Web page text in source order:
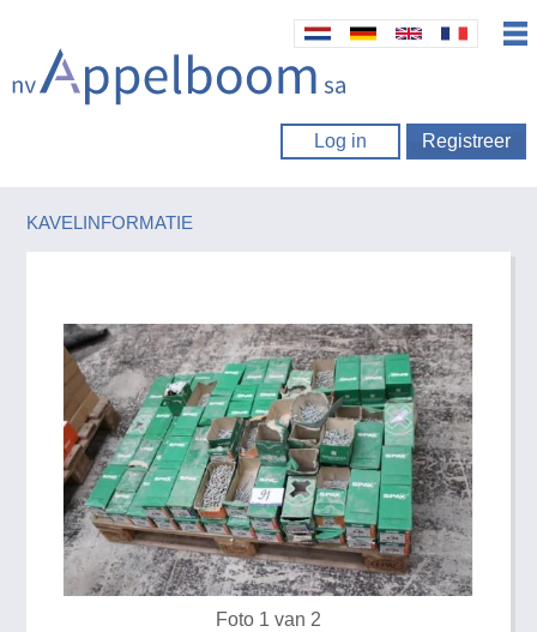
Log in Registreer
KAVELINFORMATIE
Foto 1 van 2